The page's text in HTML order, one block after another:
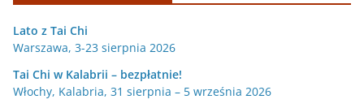
Lato z Tai Chi
Warszawa, 3-23 sierpnia 2026
Tai Chi w Kalabrii – bezpłatnie!
Włochy, Kalabria, 31 sierpnia – 5 września 2026